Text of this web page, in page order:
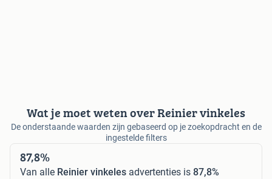
Wat je moet weten over Reinier vinkeles
De onderstaande waarden zijn gebaseerd op je zoekopdracht en de
ingestelde filters
87,8%
Van alle Reinier vinkeles advertenties is 87,8%